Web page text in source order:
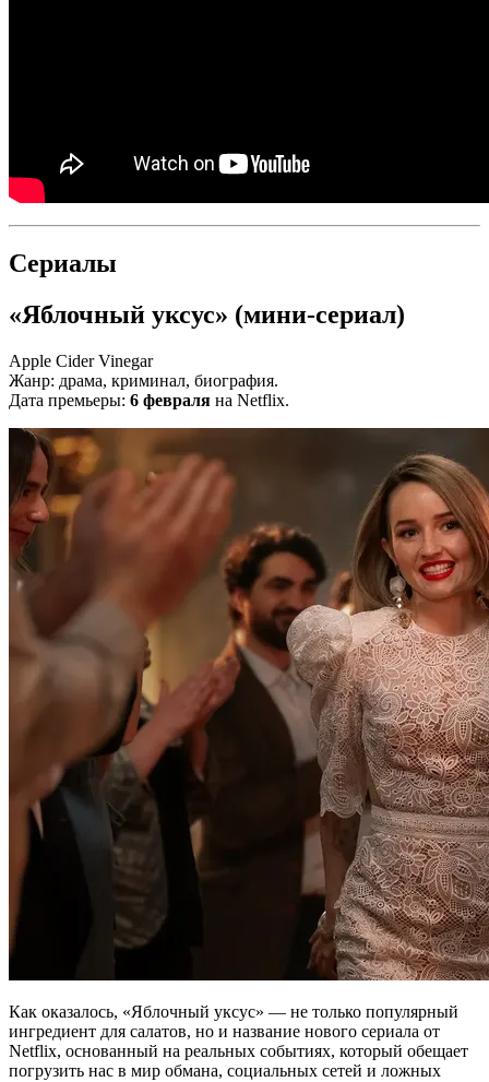
Сериалы
«Яблочный уксус» (мини-сериал)
Apple Cider Vinegar
Жанр: драма, криминал, биография.
Дата премьеры: 6 февраля на Netflix.
Как оказалось, «Яблочный уксус» — не только популярный
ингредиент для салатов, но и название нового сериала от
Netflix, основанный на реальных событиях, который обещает
погрузить нас в мир обмана, социальных сетей и ложных